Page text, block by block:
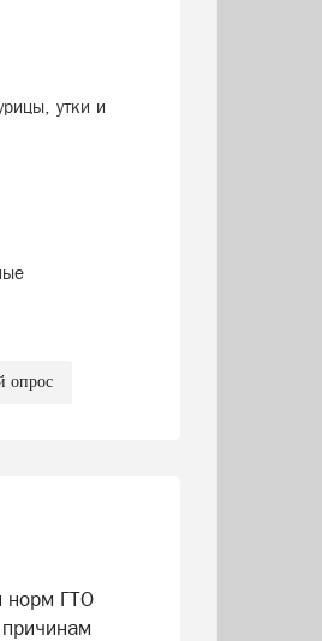
утки и
опрос
норм ГТО